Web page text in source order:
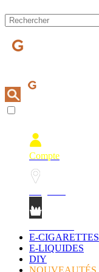
Compte
E-CIGARETTES
E-LIQUIDES
DIY
NOUVEAUTÉS